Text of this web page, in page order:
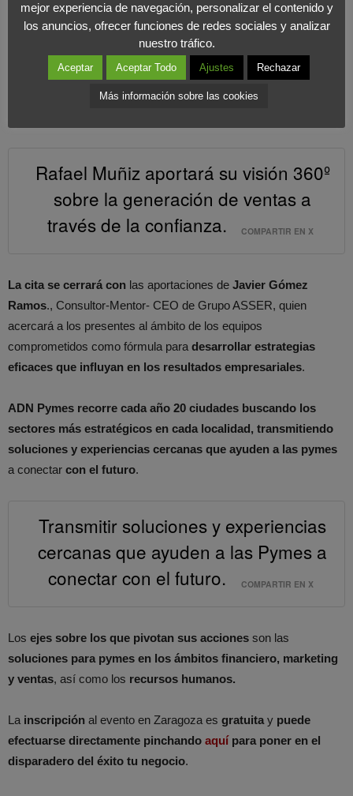
logística y transportes, así como Rafael Muñiz, CEO y
Fundador deRMG Marketing & Comunicación,quien
aportará su visión 360º sobre la generación de ventas a
través de la confianza. Por su parte, Javier Panzano, Speaker,
coach, estratega y blogger, será elencargado de tratar la
Rafael Muñiz aportará su visión 360º
sobre la generación de ventas a
través de la confianza.
COMPARTIR EN X
La cita se cerrará con las aportaciones de Javier Gómez
Ramos., Consultor-Mentor- CEO de Grupo ASSER, quien
acercará a los presentes al ámbito de los equipos
comprometidos como fórmula para desarrollar estrategias
eficaces que influyan en los resultados empresariales.
ADN Pymes recorre cada año 20 ciudades buscando los
sectores más estratégicos en cada localidad, transmitiendo
soluciones y experiencias cercanas que ayuden a las pymes
a conectar con el futuro.
Transmitir soluciones y experiencias
cercanas que ayuden a las Pymes a
conectar con el futuro.
COMPARTIR EN X
Los ejes sobre los que pivotan sus acciones son las
soluciones para pymes en los ámbitos financiero, marketing
y ventas, así como los recursos humanos.
La inscripción al evento en Zaragoza es gratuita y puede
efectuarse directamente pinchando aquípara poner en el
disparadero del éxito tu negocio.
mejor experiencia de navegación, personalizar el contenido y
los anuncios, ofrecer funciones de redes sociales y analizar
nuestro tráfico.
Aceptar Aceptar Todo Ajustes Rechazar
Más información sobre las cookies